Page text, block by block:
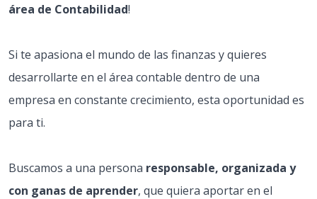
área de Contabilidad!
Si te apasiona el mundo de las finanzas y quieres
desarrollarte en el área contable dentro de una
empresa en constante crecimiento, esta oportunidad es
para ti.
Buscamos a una persona responsable, organizada y
con ganas de aprender, que quiera aportar en el